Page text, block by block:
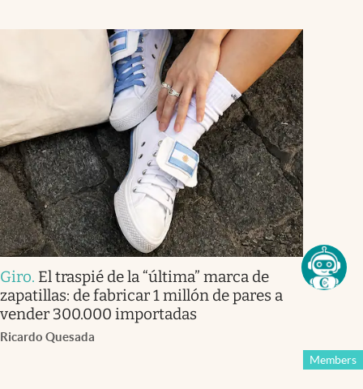
Giro. El traspié de la “última” marca de
zapatillas: de fabricar 1 millón de pares a
vender 300.000 importadas
Ricardo Quesada
Members